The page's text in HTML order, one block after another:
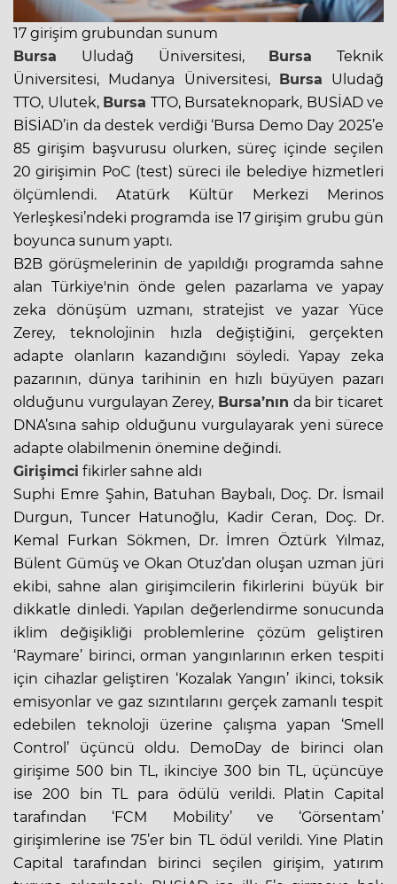
17 girişim grubundan sunum
Bursa Uludağ Üniversitesi, Bursa Teknik
Üniversitesi, Mudanya Üniversitesi,
Bursa Uludağ
TTO, Ulutek, Bursa TTO, Bursateknopark, BUSİAD ve
BİSİAD’in da destek verdiği ‘Bursa Demo Day 2025’e
85 girişim başvurusu olurken, süreç içinde seçilen
20 girişimin PoC (test) süreci ile belediye hizmetleri
ölçümlendi. Atatürk Kültür Merkezi Merinos
Yerleşkesi’ndeki programda ise 17 girişim grubu gün
boyunca sunum yaptı.
B2B görüşmelerinin de yapıldığı programda sahne
alan Türkiye'nin önde gelen pazarlama ve yapay
zeka dönüşüm uzmanı, stratejist ve yazar Yüce
Zerey, teknolojinin hızla değiştiğini, gerçekten
adapte olanların kazandığını söyledi. Yapay zeka
pazarının, dünya tarihinin en hızlı büyüyen pazarı
olduğunu vurgulayan Zerey, Bursa’nın da bir ticaret
DNA’sına sahip olduğunu vurgulayarak yeni sürece
adapte olabilmenin önemine değindi.
Girişimci fikirler sahne aldı
Suphi Emre Şahin, Batuhan Baybalı, Doç. Dr. İsmail
Durgun, Tuncer Hatunoğlu, Kadir Ceran, Doç. Dr.
Kemal Furkan Sökmen, Dr. İmren Öztürk Yılmaz,
Bülent Gümüş ve Okan Otuz’dan oluşan uzman jüri
ekibi, sahne alan girişimcilerin fikirlerini büyük bir
dikkatle dinledi. Yapılan değerlendirme sonucunda
iklim değişikliği problemlerine çözüm geliştiren
‘Raymare’ birinci, orman yangınlarının erken tespiti
için cihazlar geliştiren ‘Kozalak Yangın’ ikinci, toksik
emisyonlar ve gaz sızıntılarını gerçek zamanlı tespit
edebilen teknoloji üzerine çalışma yapan ‘Smell
Control’ üçüncü oldu. DemoDay de birinci olan
girişime 500 bin TL, ikinciye 300 bin TL, üçüncüye
ise 200 bin TL para ödülü verildi. Platin Capital
tarafından ‘FCM Mobility’ ve ‘Görsentam’
girişimlerine ise 75’er bin TL ödül verildi. Yine Platin
Capital tarafından birinci seçilen girişim, yatırım